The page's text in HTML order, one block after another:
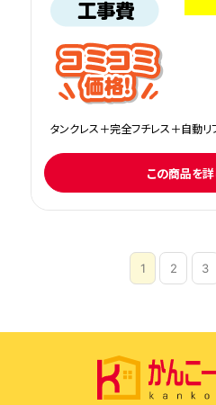
タンクレス＋完全フチレス＋自動リ
この商品を詳
1 2 3